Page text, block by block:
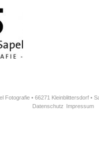
Fotografie • 66271 Kleinblittersdorf •
Datenschutz Impressum